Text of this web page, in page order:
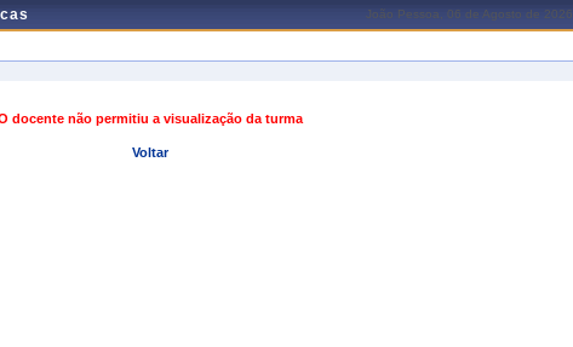
João Pessoa, 06 de Agosto de 2026
docente não permitiu a visualização da turma
Voltar